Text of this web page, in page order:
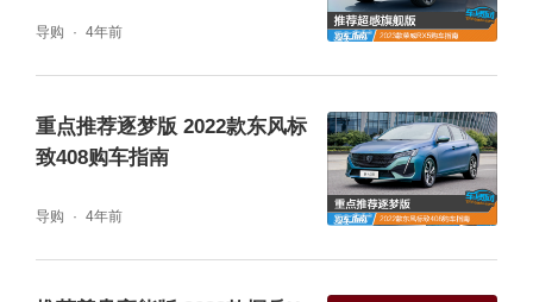
的镀铬条将其相连接，同时排气也继续采用隐
藏式设计，整体尾部看起来更加规整，同时也
具有不错的层次感。
导购 4年前
重点推荐逐梦版 2022款东风标
致408购车指南
导购 4年前